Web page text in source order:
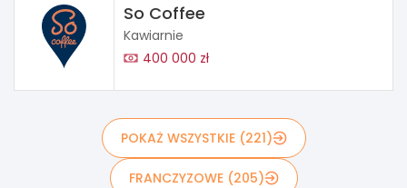
So Coffee
Kawiarnie
400 000 zł
POKAŻ WSZYSTKIE (221)
FRANCZYZOWE (205)